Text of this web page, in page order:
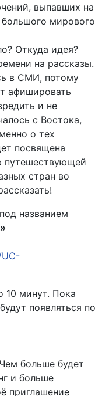
выпавших на
мирового
Откуда идея?
на рассказы.
в СМИ, потому
афишировать
и не
с Востока,
о тех
посвящена
путешествующей
стран во
названием
10 минут. Пока
появляться по
больше будет
и больше
приглашение